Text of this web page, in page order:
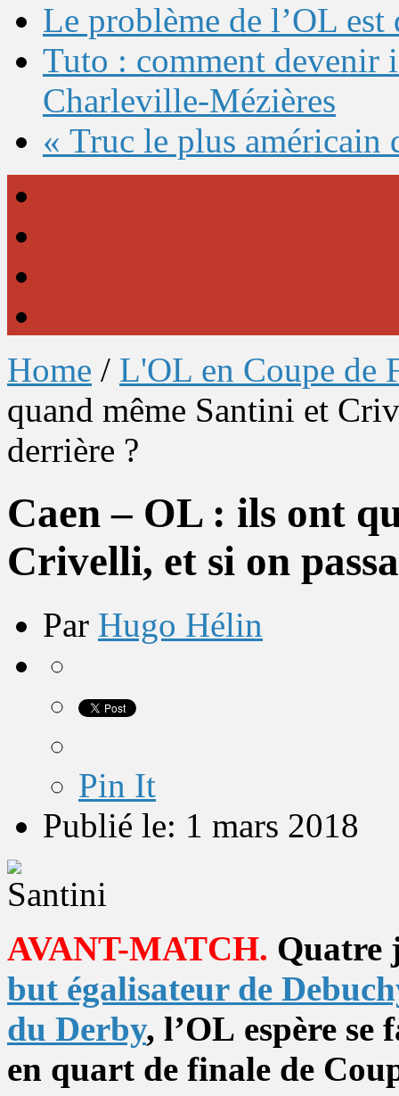
Le problème de l’OL
Tuto : comment devenir
Charleville-Mézières
« Truc le plus américain
Home / L'OL en Coupe de
quand même Santini et
derrière ?
Caen – OL : ils ont
Crivelli, et si on
Par Hugo Hélin
Pin It
Publié le: 1 mars 2018
AVANT-MATCH. Quatre
but égalisateur de
du Derby, l’OL espère
en quart de finale de